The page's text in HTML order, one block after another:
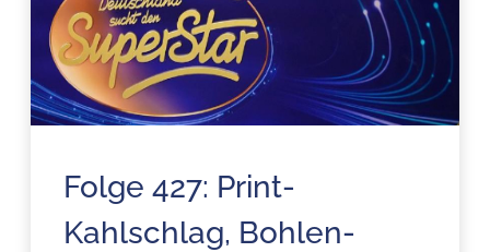
Folge 427: Print-
Kahlschlag, Bohlen-